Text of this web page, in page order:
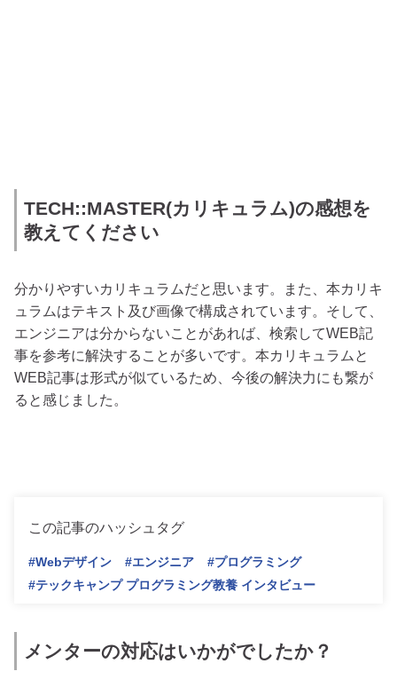
TECH::MASTER(カリキュラム)の感想を
教えてください
分かりやすいカリキュラムだと思います。また、本カリキ
ュラムはテキスト及び画像で構成されています。そして、
エンジニアは分からないことがあれば、検索してWEB記
事を参考に解決することが多いです。本カリキュラムと
WEB記事は形式が似ているため、今後の解決力にも繋が
ると感じました。
この記事のハッシュタグ
#Webデザイン #エンジニア
#プログラミング
#テックキャンプ プログラミング教養 インタビュー
メンターの対応はいかがでしたか？